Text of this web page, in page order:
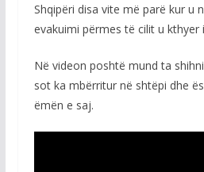
Shqipëri disa vite më parë kur u
evakuimi përmes të cilit u kthyer
Në videon poshtë mund ta
sot ka mbërritur në shtëpi dhe
ëmën e saj.